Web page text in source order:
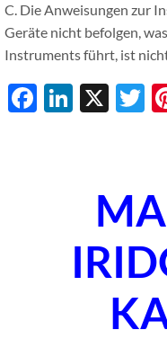
C. Die Anweisungen zur
Geräte nicht befolgen,
Instruments führt, ist
Facebook
X